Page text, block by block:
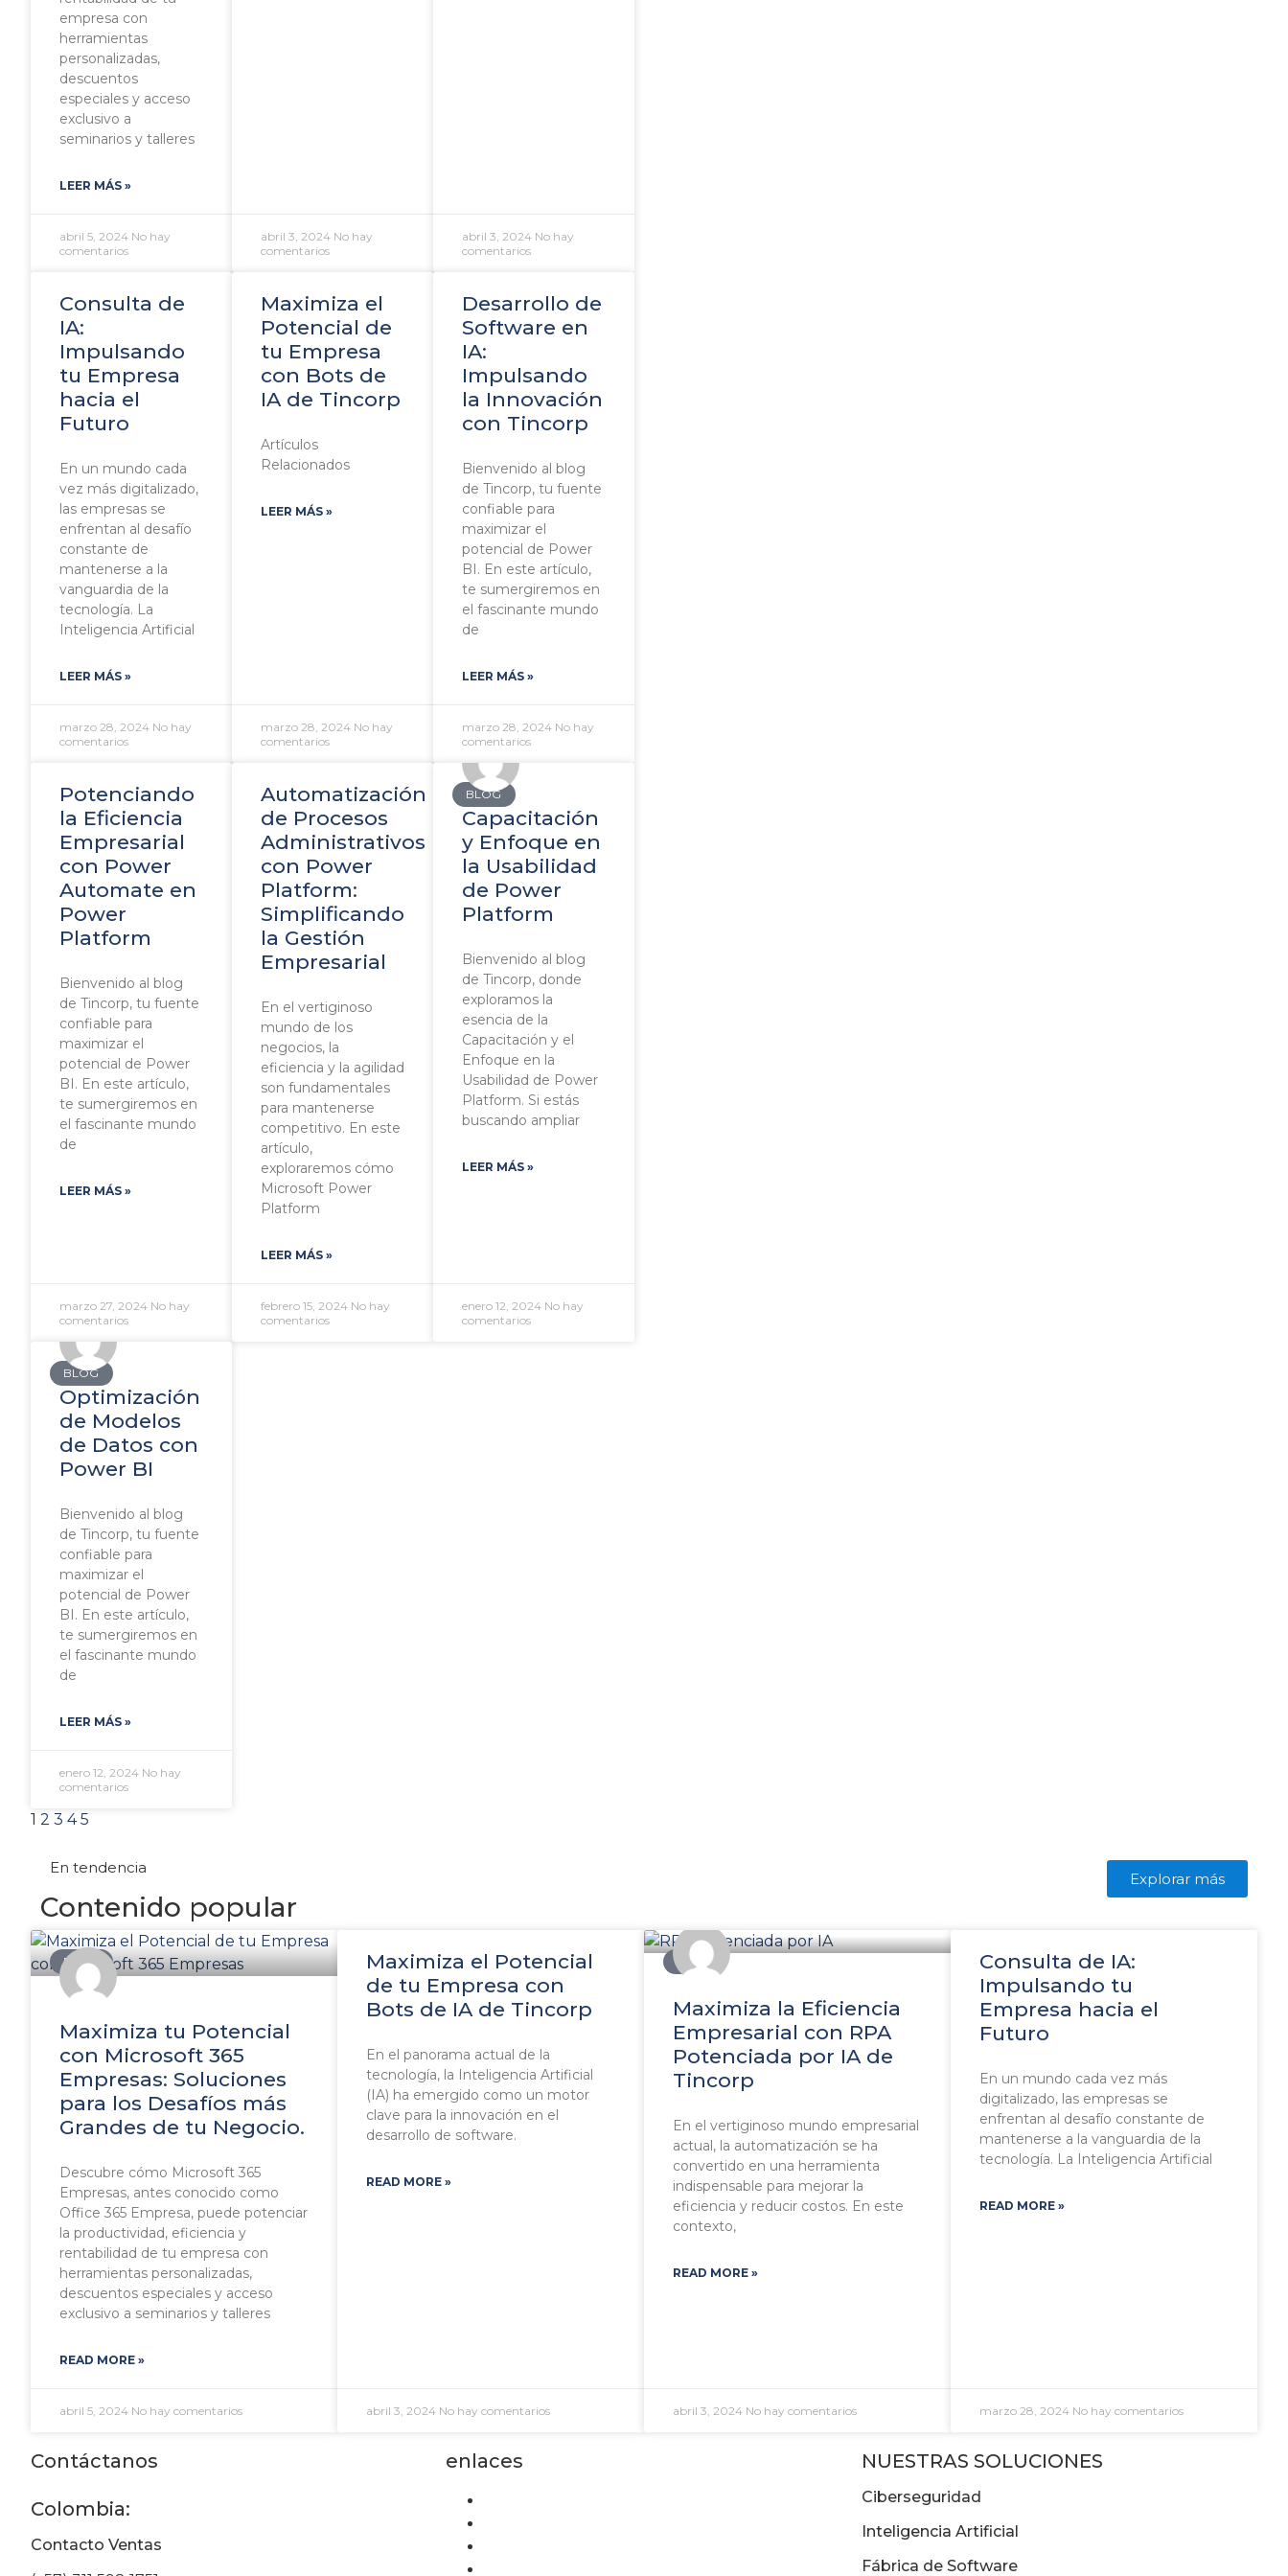
empresa con
herramientas
personalizadas,
descuentos
especiales y acceso
exclusivo a
seminarios y talleres
LEER MÁS »
abril 5, 2024 No hay
comentarios
abril 3, 2024 No hay
comentarios
abril 3, 2024 No hay
comentarios
Consulta de
IA:
Impulsando
tu Empresa
hacia el
Futuro
En un mundo cada
vez más digitalizado,
las empresas se
enfrentan al desafío
constante de
mantenerse a la
vanguardia de la
tecnología. La
Inteligencia Artificial
LEER MÁS »
marzo 28, 2024 No hay
comentarios
Maximiza el
Potencial de
tu Empresa
con Bots de
IA de Tincorp
Artículos
Relacionados
LEER MÁS »
marzo 28, 2024 No hay
comentarios
Desarrollo de
Software en
IA:
Impulsando
la Innovación
con Tincorp
Bienvenido al blog
de Tincorp, tu fuente
confiable para
maximizar el
potencial de Power
BI. En este artículo,
te sumergiremos en
el fascinante mundo
de
LEER MÁS »
marzo 28, 2024 No hay
comentarios
Potenciando
la Eficiencia
Empresarial
con Power
Automate en
Power
Platform
Bienvenido al blog
de Tincorp, tu fuente
confiable para
maximizar el
potencial de Power
BI. En este artículo,
te sumergiremos en
el fascinante mundo
de
LEER MÁS »
marzo 27, 2024 No hay
comentarios
Automatización
de Procesos
Administrativos
con Power
Platform:
Simplificando
la Gestión
Empresarial
En el vertiginoso
mundo de los
negocios, la
eficiencia y la agilidad
son fundamentales
para mantenerse
competitivo. En este
artículo,
exploraremos cómo
Microsoft Power
Platform
LEER MÁS »
febrero 15, 2024 No hay
comentarios
BLOG
Capacitación
y Enfoque en
la Usabilidad
de Power
Platform
Bienvenido al blog
de Tincorp, donde
exploramos la
esencia de la
Capacitación y el
Enfoque en la
Usabilidad de Power
Platform. Si estás
buscando ampliar
LEER MÁS »
enero 12, 2024 No hay
comentarios
BLOG
Optimización
de Modelos
de Datos con
Power BI
Bienvenido al blog
de Tincorp, tu fuente
confiable para
maximizar el
potencial de Power
BI. En este artículo,
te sumergiremos en
el fascinante mundo
de
LEER MÁS »
enero 12, 2024 No hay
comentarios
1 2 3 4 5
En tendencia
Contenido popular
Explorar más
BLOG
Maximiza tu Potencial
con Microsoft 365
Empresas: Soluciones
para los Desafíos más
Grandes de tu Negocio.
Descubre cómo Microsoft 365
Empresas, antes conocido como
Office 365 Empresa, puede potenciar
la productividad, eficiencia y
rentabilidad de tu empresa con
herramientas personalizadas,
descuentos especiales y acceso
exclusivo a seminarios y talleres
READ MORE »
abril 5, 2024 No hay comentarios
Maximiza el Potencial
de tu Empresa con
Bots de IA de Tincorp
En el panorama actual de la
tecnología, la Inteligencia Artificial
(IA) ha emergido como un motor
clave para la innovación en el
desarrollo de software.
READ MORE »
abril 3, 2024 No hay comentarios
BLOG
Maximiza la Eficiencia
Empresarial con RPA
Potenciada por IA de
Tincorp
En el vertiginoso mundo empresarial
actual, la automatización se ha
convertido en una herramienta
indispensable para mejorar la
eficiencia y reducir costos. En este
contexto,
READ MORE »
abril 3, 2024 No hay comentarios
Consulta de IA:
Impulsando tu
Empresa hacia el
Futuro
En un mundo cada vez más
digitalizado, las empresas se
enfrentan al desafío constante de
mantenerse a la vanguardia de la
tecnología. La Inteligencia Artificial
READ MORE »
marzo 28, 2024 No hay comentarios
Contáctanos
Colombia:
Contacto Ventas
enlaces NUESTRAS SOLUCIONES
Ciberseguridad
Inteligencia Artificial
Fábrica de Software